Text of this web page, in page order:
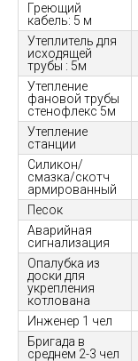
Греющий
кабель: 5 м
Утеплитель для
исходящей
трубы : 5м
Утепление
фановой трубы
стенофлекс 5м
Утепление
станции
Силикон/
смазка/скотч
армированный
Песок
Аварийная
сигнализация
Опалубка из
доски для
укрепления
котлована
Инженер 1 чел
Бригада в
среднем 2-3 чел